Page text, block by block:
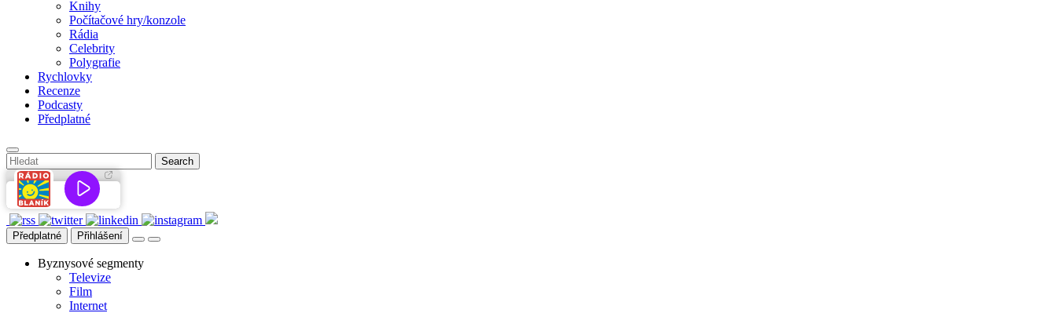
Knihy
Počítačové hry/konzole
Rádia
Celebrity
Polygrafie
Rychlovky
Recenze
Podcasty
Předplatné
Předplatné Přihlášení
Byznysové segmenty
Televize
Film
Internet